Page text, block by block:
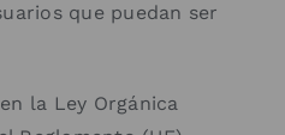
que puedan ser
la Ley Orgánica